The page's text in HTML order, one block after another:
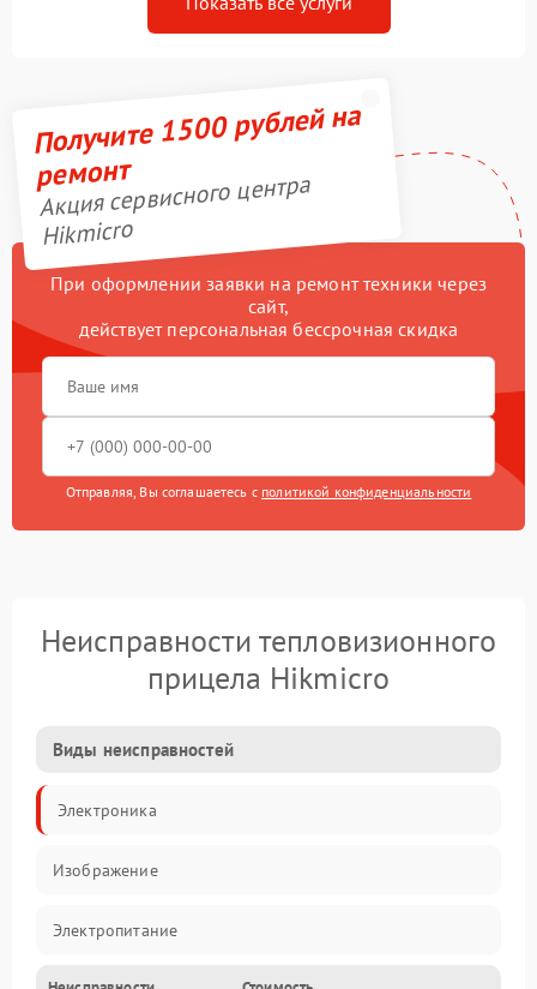
Получите 1500 рублей на
ремонт
Акция сервисного центра
Hikmicro
При оформлении заявки на ремонт техники через
сайт,
действует персональная бессрочная скидка
Отправляя, Вы соглашаетесь с политикой конфиденциальности
Неисправности тепловизионного
прицела Hikmicro
Виды неисправностей
Электроника
Изображение
Электропитание